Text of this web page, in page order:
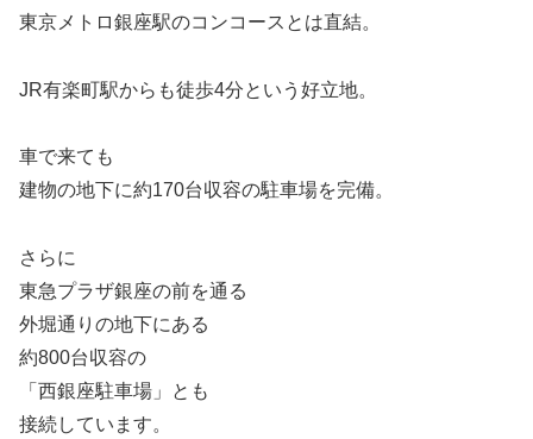
東京メトロ銀座駅のコンコースとは直結。
JR有楽町駅からも徒歩4分という好立地。
車で来ても
建物の地下に約170台収容の駐車場を完備。
さらに
東急プラザ銀座の前を通る
外堀通りの地下にある
約800台収容の
「西銀座駐車場」とも
接続しています。